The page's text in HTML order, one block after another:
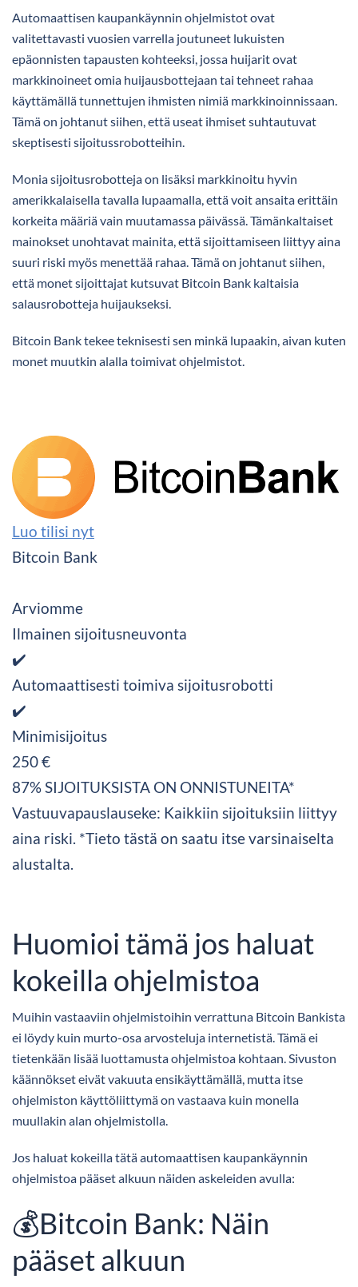
Automaattisen kaupankäynnin ohjelmistot ovat
valitettavasti vuosien varrella joutuneet lukuisten
epäonnisten tapausten kohteeksi, jossa huijarit ovat
markkinoineet omia huijausbottejaan tai tehneet rahaa
käyttämällä tunnettujen ihmisten nimiä markkinoinnissaan.
Tämä on johtanut siihen, että useat ihmiset suhtautuvat
skeptisesti sijoitussrobotteihin.
Monia sijoitusrobotteja on lisäksi markkinoitu hyvin
amerikkalaisella tavalla lupaamalla, että voit ansaita erittäin
korkeita määriä vain muutamassa päivässä. Tämänkaltaiset
mainokset unohtavat mainita, että sijoittamiseen liittyy aina
suuri riski myös menettää rahaa. Tämä on johtanut siihen,
että monet sijoittajat kutsuvat Bitcoin Bank kaltaisia
salausrobotteja huijaukseksi.
Bitcoin Bank tekee teknisesti sen minkä lupaakin, aivan kuten
monet muutkin alalla toimivat ohjelmistot.
Luo tilisi nyt
Bitcoin Bank
Arviomme
Ilmainen sijoitusneuvonta
✔️
Automaattisesti toimiva sijoitusrobotti
✔️
Minimisijoitus
250 €
87% SIJOITUKSISTA ON ONNISTUNEITA*
Vastuuvapauslauseke: Kaikkiin sijoituksiin liittyy
aina riski. *Tieto tästä on saatu itse varsinaiselta
alustalta.
Huomioi tämä jos haluat
kokeilla ohjelmistoa
Muihin vastaaviin ohjelmistoihin verrattuna Bitcoin Bankista
ei löydy kuin murto-osa arvosteluja internetistä. Tämä ei
tietenkään lisää luottamusta ohjelmistoa kohtaan. Sivuston
käännökset eivät vakuuta ensikäyttämällä, mutta itse
ohjelmiston käyttöliittymä on vastaava kuin monella
muullakin alan ohjelmistolla.
Jos haluat kokeilla tätä automaattisen kaupankäynnin
ohjelmistoa pääset alkuun näiden askeleiden avulla:
💰Bitcoin Bank: Näin
pääset alkuun